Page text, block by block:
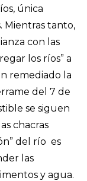
única
Mientras tanto,
con las
los ríos” a
remediado la
del 7 de
se siguen
chacras
del río es
las
y agua.